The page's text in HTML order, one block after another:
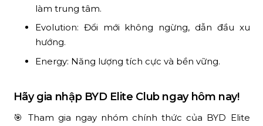
làm trung tâm.
Evolution: Đổi mới không ngừng, dẫn đầu xu
hướng.
Energy: Năng lượng tích cực và bền vững.
Hãy gia nhập BYD Elite Club ngay hôm nay!
🎯 Tham gia ngay nhóm chính thức của BYD Elite